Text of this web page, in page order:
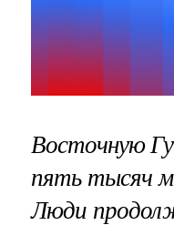
Восточную
пять тысяч
Люди